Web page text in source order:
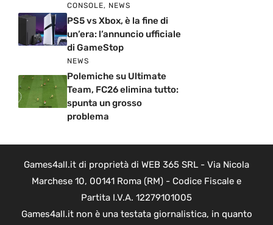
CONSOLE, NEWS
PS5 vs Xbox, è la fine di
un’era: l’annuncio ufficiale
di GameStop
NEWS
Polemiche su Ultimate
Team, FC26 elimina tutto:
spunta un grosso
problema
Games4all.it di proprietà di WEB 365 SRL - Via Nicola
Marchese 10, 00141 Roma (RM) - Codice Fiscale e
Partita I.V.A. 12279101005
Games4all.it non è una testata giornalistica, in quanto